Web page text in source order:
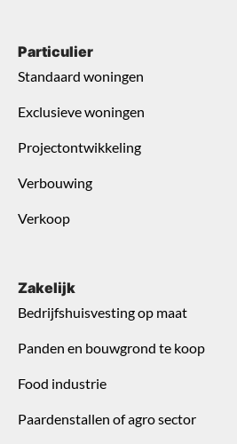
Particulier
Standaard woningen
Exclusieve woningen
Projectontwikkeling
Verbouwing
Verkoop
Zakelijk
Bedrijfshuisvesting op maat
Panden en bouwgrond te koop
Food industrie
Paardenstallen of agro sector